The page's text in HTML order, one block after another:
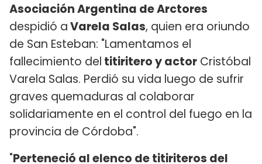
Asociación Argentina de Arctores
despidió aVarela Salas, quien era oriundo
de San Esteban: "Lamentamos el
fallecimiento del titiritero y actor Cristóbal
Varela Salas. Perdió su vida luego de sufrir
graves quemaduras al colaborar
solidariamente en el control del fuego en la
provincia de Córdoba".
"Perteneció al elenco de titiriteros del